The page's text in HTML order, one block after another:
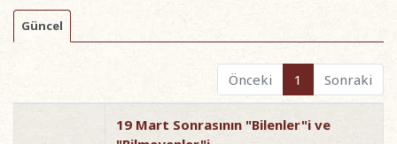
Güncel
Önceki 1 Sonraki
19 Mart Sonrasının "Bilenler"i ve